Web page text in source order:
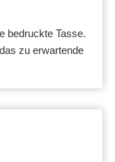
bedruckte Tasse.
zu erwartende